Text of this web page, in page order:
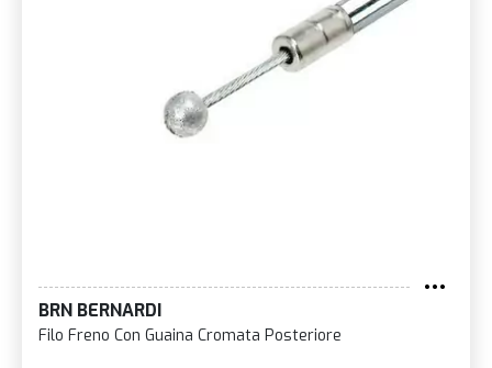
BRN BERNARDI
Filo Freno Con Guaina Cromata Posteriore